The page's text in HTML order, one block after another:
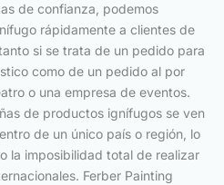
de confianza, podemos
rápidamente a clientes de
si se trata de un pedido para
como de un pedido al por
o una empresa de eventos.
de productos ignífugos se ven
de un único país o región, lo
la imposibilidad total de realizar
Ferber Painting